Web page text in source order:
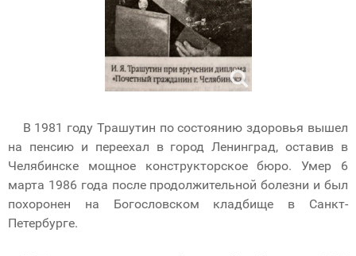
В 1981 году Трашутин по состоянию здоровья вышел
на пенсию и переехал в город Ленинград, оставив в
Челябинске мощное конструкторское бюро. Умер 6
марта 1986 года после продолжительной болезни и был
похоронен на Богословском кладбище в Санкт-
Петербурге.